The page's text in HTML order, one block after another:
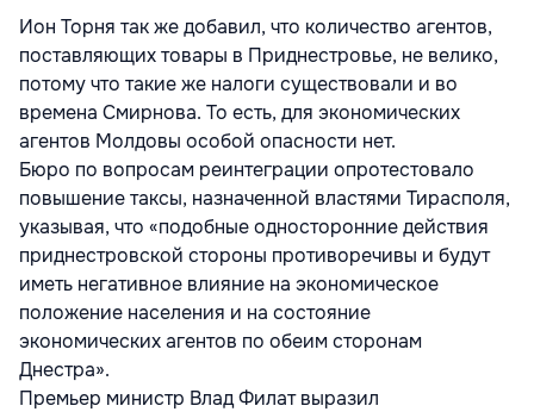
Ион Торня так же добавил, что количество агентов,
поставляющих товары в Приднестровье, не велико,
потому что такие же налоги существовали и во
времена Смирнова. То есть, для экономических
агентов Молдовы особой опасности нет.
Бюро по вопросам реинтеграции опротестовало
повышение таксы, назначенной властями Тирасполя,
указывая, что «подобные односторонние действия
приднестровской стороны противоречивы и будут
иметь негативное влияние на экономическое
положение населения и на состояние
экономических агентов по обеим сторонам
Днестра».
Премьер министр Влад Филат выразил